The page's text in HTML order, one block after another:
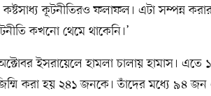
কূটনীতিরও ফলাফল। এটা সম্পন্ন
কখনো থেমে থাকেনি।’
ইসরায়েলে হামলা চালায় হামাস।
করা হয় ২৪১ জনকে। তাঁদের মধ্যে ৯৪ জন